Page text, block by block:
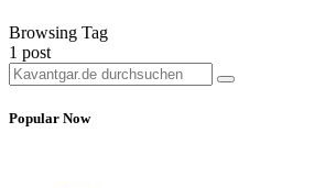
Browsing Tag
1 post
Popular Now